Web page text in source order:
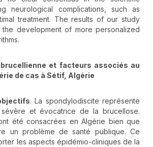
neurological complications, such as
treatment. The results of our study
development of more personalized
et facteurs associés au
de cas à Sétif, Algérie
. La spondylodiscite représente
et évocatrice de la brucellose.
été consacrées en Algérie bien que
un problème de santé publique. Ce
les aspects épidémio-cliniques de la